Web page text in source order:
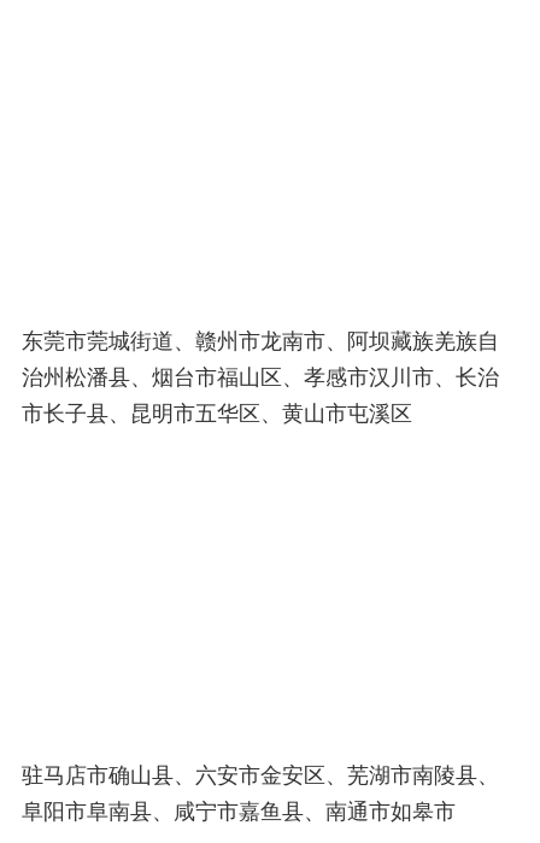
东莞市莞城街道、赣州市龙南市、阿坝藏族羌族自
治州松潘县、烟台市福山区、孝感市汉川市、长治
市长子县、昆明市五华区、黄山市屯溪区
驻马店市确山县、六安市金安区、芜湖市南陵县、
阜阳市阜南县、咸宁市嘉鱼县、南通市如皋市